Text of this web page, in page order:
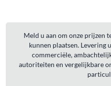
Meld u aan om onze prijzen
kunnen plaatsen.
commerciële,
autoriteiten en vergelijkbare